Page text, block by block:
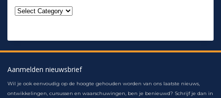
Aanmelden nieuwsbrief
Wil je ook eenvoudig op de hoogte gehouden worden van ons laatste nieuws,
ontwikkelingen, cursussen en waarschuwingen, ben je benieuwd? Schrijf je dan in